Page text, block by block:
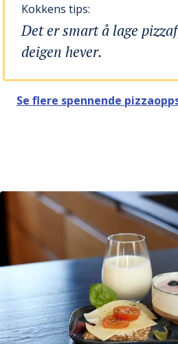
Kokkens tips:
Det er smart å lage
deigen hever.
Se flere spennende